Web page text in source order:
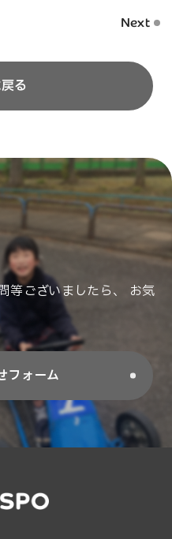
Next
る
等ございましたら、 お気
フォーム